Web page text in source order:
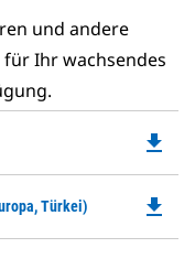
und andere
Ihr wachsendes
a
file_download
Türkei) file_download